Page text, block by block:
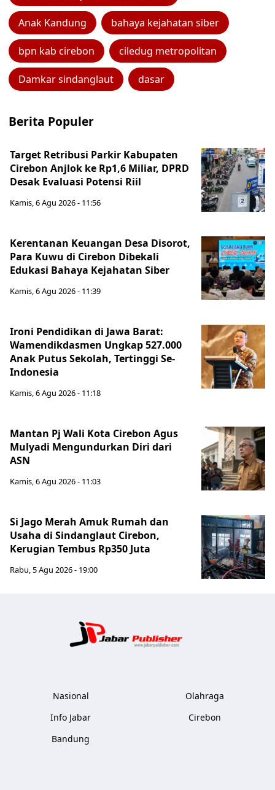
Anak Kandung bahaya kejahatan siber
bpn kab cirebon ciledug metropolitan
Damkar sindanglaut dasar
Berita Populer
Target Retribusi Parkir Kabupaten
Cirebon Anjlok ke Rp1,6 Miliar, DPRD
Desak Evaluasi Potensi Riil
Kamis, 6 Agu 2026 - 11:56
Kerentanan Keuangan Desa Disorot,
Para Kuwu di Cirebon Dibekali
Edukasi Bahaya Kejahatan Siber
Kamis, 6 Agu 2026 - 11:39
Ironi Pendidikan di Jawa Barat:
Wamendikdasmen Ungkap 527.000
Anak Putus Sekolah, Tertinggi Se-
Indonesia
Kamis, 6 Agu 2026 - 11:18
Mantan Pj Wali Kota Cirebon Agus
Mulyadi Mengundurkan Diri dari
ASN
Kamis, 6 Agu 2026 - 11:03
Si Jago Merah Amuk Rumah dan
Usaha di Sindanglaut Cirebon,
Kerugian Tembus Rp350 Juta
Rabu, 5 Agu 2026 - 19:00
Nasional
Info Jabar
Bandung
Olahraga
Cirebon